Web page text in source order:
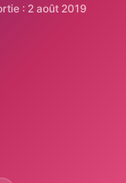
: 2 août 2019